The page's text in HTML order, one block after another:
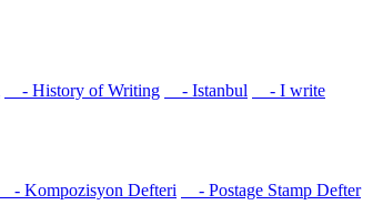
- History of Writing - Istanbul
- I write
- Kompozisyon Defteri
- Postage Stamp Defter